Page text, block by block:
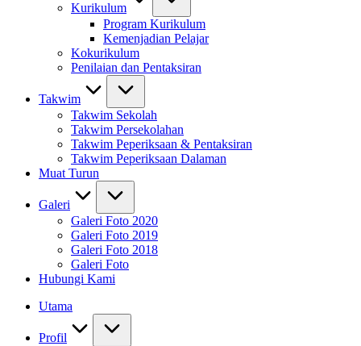
Kurikulum
Program Kurikulum
Kemenjadian Pelajar
Kokurikulum
Penilaian dan Pentaksiran
Takwim
Takwim Sekolah
Takwim Persekolahan
Takwim Peperiksaan & Pentaksiran
Takwim Peperiksaan Dalaman
Muat Turun
Galeri
Galeri Foto 2020
Galeri Foto 2019
Galeri Foto 2018
Galeri Foto
Hubungi Kami
Utama
Profil